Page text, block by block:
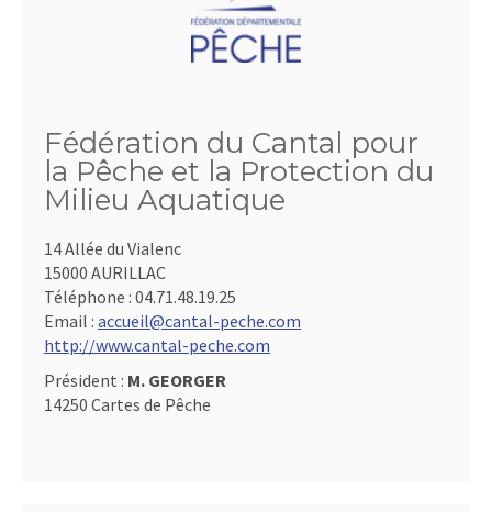
Fédération du Cantal pour
la Pêche et la Protection du
Milieu Aquatique
14 Allée du Vialenc
15000 AURILLAC
Téléphone : 04.71.48.19.25
Email : accueil@cantal-peche.com
http://www.cantal-peche.com
Président : M. GEORGER
14250 Cartes de Pêche